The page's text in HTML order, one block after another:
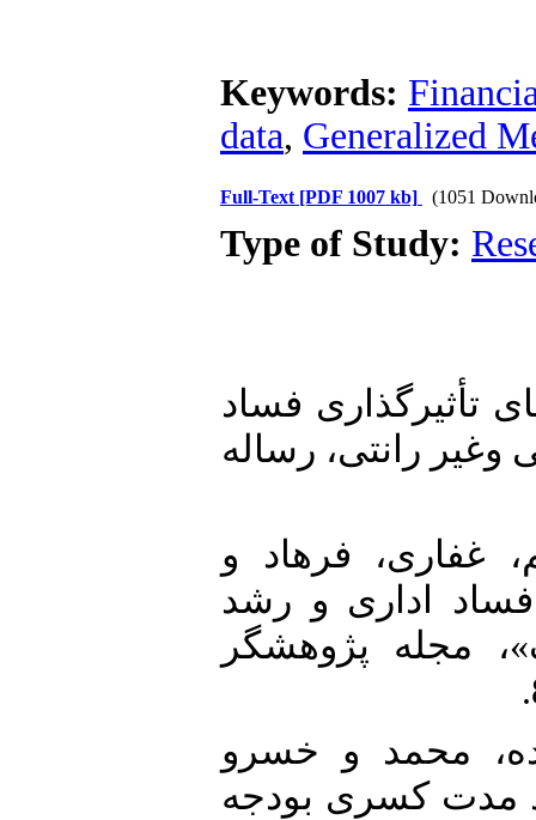
Keywords:
data, Generalized
Full-Text [PDF 1007 kb] (1051
Type of Study:
(1395). کانال‌های تأثیرگذاری فساد
وغیر رانتی، رساله
غفاری، فرهاد و
«رابطه فساد اداری و رشد
مجله پژوهشگر
محمد و خسرو
بلند مدت کسری بودجه